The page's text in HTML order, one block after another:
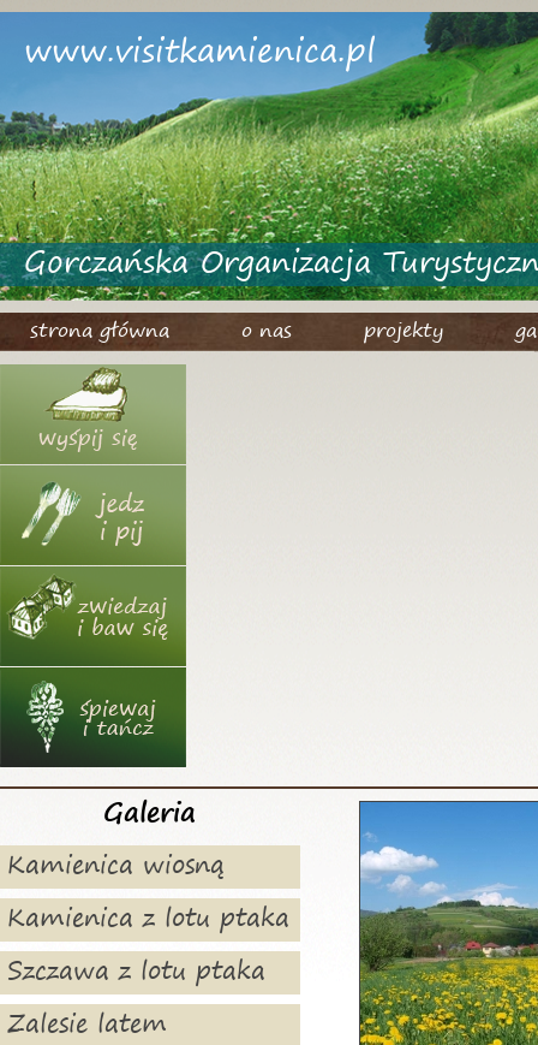
www.visitkamienica.pl
Gorczańska Organizacja
strona główna o nas projekty
Galeria
Kamienica wiosną
Kamienica z lotu ptaka
Szczawa z lotu ptaka
Zalesie latem